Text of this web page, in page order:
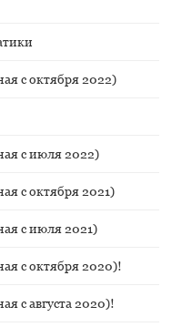
с октября 2022)
с июля 2022)
с октября 2021)
с июля 2021)
с октября 2020)!
с августа 2020)!